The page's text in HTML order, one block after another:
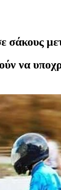
σάκους
να